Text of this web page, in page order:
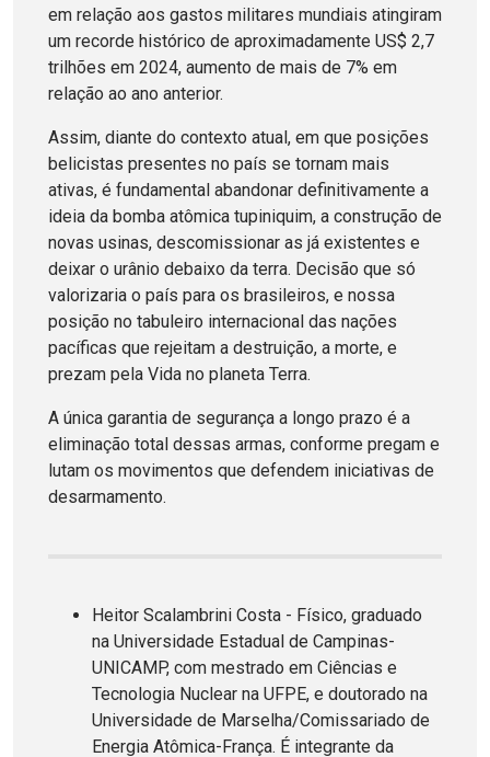
em relação aos gastos militares mundiais atingiram
um recorde histórico de aproximadamente US$ 2,7
trilhões em 2024, aumento de mais de 7% em
relação ao ano anterior.
Assim, diante do contexto atual, em que posições
belicistas presentes no país se tornam mais
ativas, é fundamental abandonar definitivamente a
ideia da bomba atômica tupiniquim, a construção de
novas usinas, descomissionar as já existentes e
deixar o urânio debaixo da terra. Decisão que só
valorizaria o país para os brasileiros, e nossa
posição no tabuleiro internacional das nações
pacíficas que rejeitam a destruição, a morte, e
prezam pela Vida no planeta Terra.
A única garantia de segurança a longo prazo é a
eliminação total dessas armas, conforme pregam e
lutam os movimentos que defendem iniciativas de
desarmamento.
Heitor Scalambrini Costa - Físico, graduado
na Universidade Estadual de Campinas-
UNICAMP, com mestrado em Ciências e
Tecnologia Nuclear na UFPE, e doutorado na
Universidade de Marselha/Comissariado de
Energia Atômica-França. É integrante da